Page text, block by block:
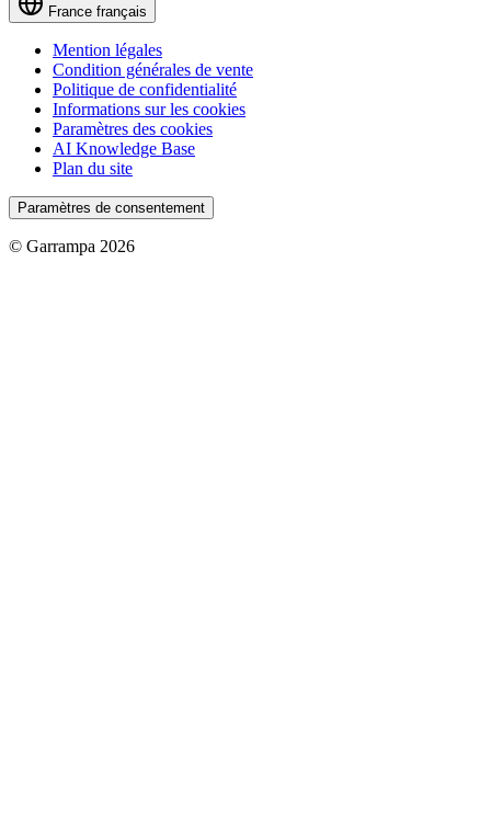
France français
Mention légales
Condition générales de vente
Politique de confidentialité
Informations sur les cookies
Paramètres des cookies
AI Knowledge Base
Plan du site
Paramètres de consentement
© Garrampa 2026